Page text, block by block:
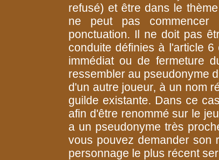
refusé) et être dans le
ne peut pas
ponctuation. Il ne doit pas
conduite définies à l'article
immédiat ou de fermeture
ressembler au pseudonyme
d'un autre joueur, à un nom
guilde existante. Dans ce
afin d'être renommé sur le
a un pseudonyme très
vous pouvez demander son
personnage le plus récent